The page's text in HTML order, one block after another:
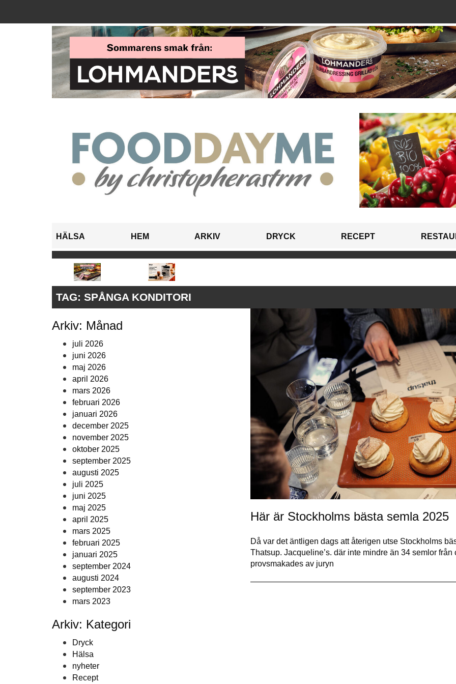
HÄLSA HEM ARKIV DRYCK RECEPT
TAG: SPÅNGA KONDITORI
Arkiv: Månad
juli 2026
juni 2026
maj 2026
april 2026
mars 2026
februari 2026
januari 2026
december 2025
november 2025
oktober 2025
september 2025
augusti 2025
juli 2025
juni 2025
maj 2025
april 2025
mars 2025
februari 2025
januari 2025
september 2024
augusti 2024
september 2023
mars 2023
Arkiv: Kategori
Dryck
Hälsa
nyheter
Recept
Här är Stockholms bästa semla 2025
Då var det äntligen dags att återigen utse Stockholms
Thatsup. Jacqueline’s. där inte mindre än 34 semlor
provsmakades av juryn